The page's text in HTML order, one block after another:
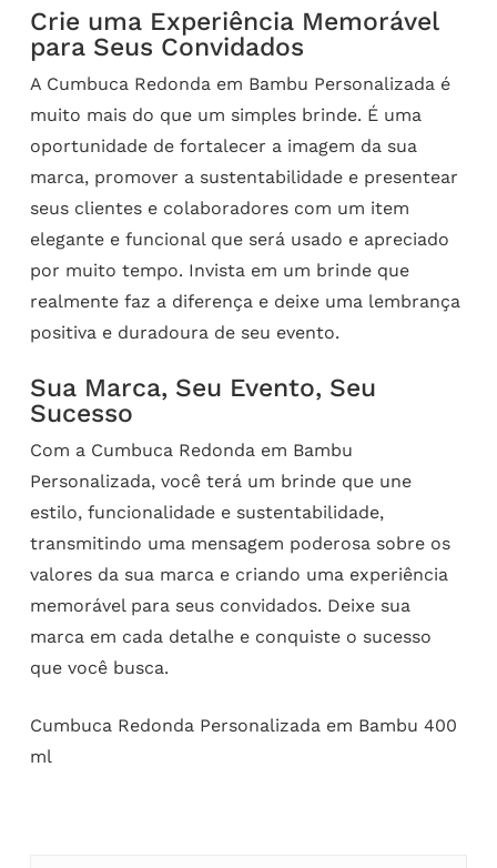
Crie uma Experiência Memorável
para Seus Convidados
A Cumbuca Redonda em Bambu Personalizada é
muito mais do que um simples brinde. É uma
oportunidade de fortalecer a imagem da sua
marca, promover a sustentabilidade e presentear
seus clientes e colaboradores com um item
elegante e funcional que será usado e apreciado
por muito tempo. Invista em um brinde que
realmente faz a diferença e deixe uma lembrança
positiva e duradoura de seu evento.
Sua Marca, Seu Evento, Seu
Sucesso
Com a Cumbuca Redonda em Bambu
Personalizada, você terá um brinde que une
estilo, funcionalidade e sustentabilidade,
transmitindo uma mensagem poderosa sobre os
valores da sua marca e criando uma experiência
memorável para seus convidados. Deixe sua
marca em cada detalhe e conquiste o sucesso
que você busca.
Cumbuca Redonda Personalizada em Bambu 400
ml